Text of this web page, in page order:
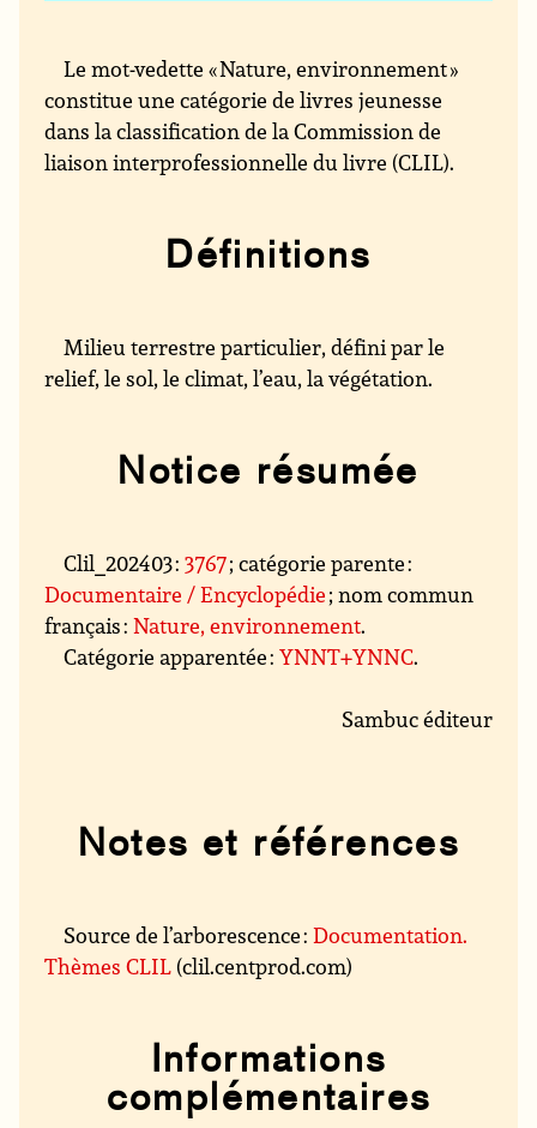
Le mot-vedette « Nature, environnement »
constitue une catégorie de livres jeunesse
dans la classification de la Commission de
liaison interprofessionnelle du livre (CLIL).
Définitions
Milieu terrestre particulier, défini par le
relief, le sol, le climat, l’eau, la végétation.
Notice résumée
Clil_202403 :3767; catégorie parente :
Documentaire / Encyclopédie; nom commun
français :Nature, environnement.
Catégorie apparentée :YNNT+YNNC.
Sambuc éditeur
Notes et références
Source de l’arborescence :Documentation.
Thèmes CLIL (clil.centprod.com)
Informations
complémentaires